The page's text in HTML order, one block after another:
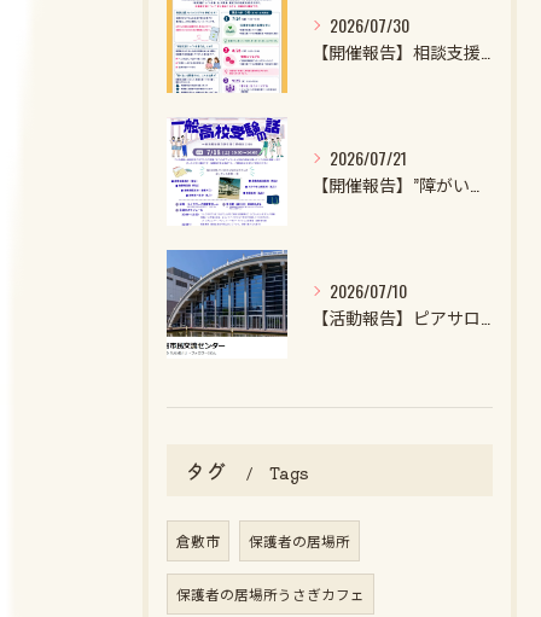
2026/07/30
2026/07/21
2026/07/10
タグ Tags
倉敷市 保護者の居場所
保護者の居場所うさぎカフェ